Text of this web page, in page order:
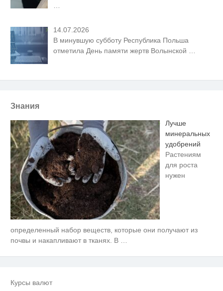
…
14.07.2026
В минувшую субботу Республика Польша
отметила День памяти жертв Волынской
Знания
Лучше
минеральных
удобрений
Растениям
для роста
нужен
определенный набор веществ, которые они получают из
почвы и накапливают в тканях. В
Курсы валют
i
Ролик длится несколько секунд,
а смеяться вы будете долго